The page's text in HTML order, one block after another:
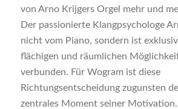
von Arno Krijgers Orgel mehr und
Der passionierte Klangpsychologe
nicht vom Piano, sondern ist
flächigen und räumlichen
verbunden. Für Wogram ist diese
Richtungsentscheidung zugunsten
zentrales Moment seiner Motivation.